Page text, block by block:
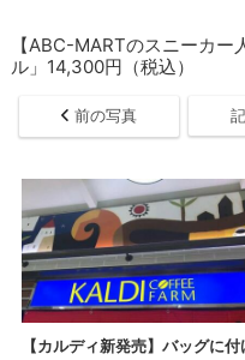
【ABC-MARTのスニーカ
ル」14,300円（税込）
前の写真